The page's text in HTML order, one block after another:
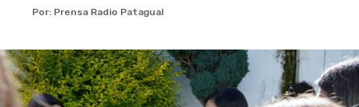
Por: Prensa Radio Patagual